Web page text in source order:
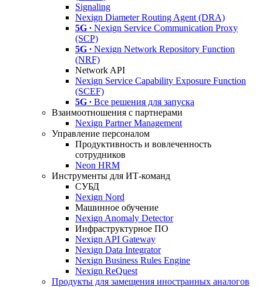
Signaling
Nexign Diameter Routing Agent (DRA)
5G ∙ Nexign Service Communication Proxy
(SCP)
5G ∙ Nexign Network Repository Function
(NRF)
Network API
Nexign Service Capability Exposure Function
(SCEF)
5G ∙ Все решения для запуска
Взаимоотношения с партнерами
Nexign Partner Management
Управление персоналом
Продуктивность и вовлеченность
сотрудников
Neon HRM
Инструменты для ИТ-команд
СУБД
Nexign Nord
Машинное обучение
Nexign Anomaly Detector
Инфраструктурное ПО
Nexign API Gateway
Nexign Data Integrator
Nexign Business Rules Engine
Nexign ReQuest
Продукты для замещения иностранных аналогов